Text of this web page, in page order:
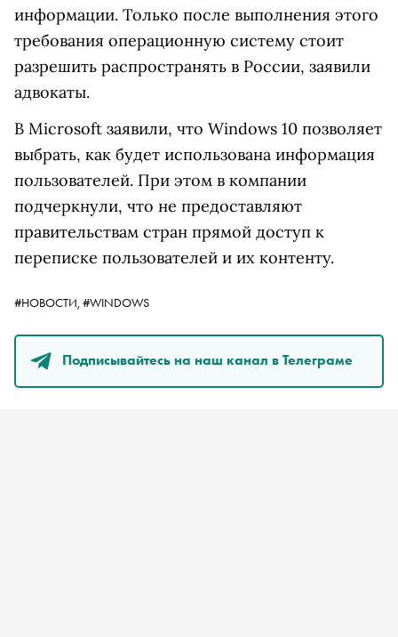
информации. Только после выполнения этого
требования операционную систему стоит
разрешить распространять в России, заявили
адвокаты.
В Microsoft заявили, что Windows 10 позволяет
выбрать, как будет использована информация
пользователей. При этом в компании
подчеркнули, что не предоставляют
правительствам стран прямой доступ к
переписке пользователей и их контенту.
#НОВОСТИ, #WINDOWS
Подписывайтесь на наш канал в Телеграме